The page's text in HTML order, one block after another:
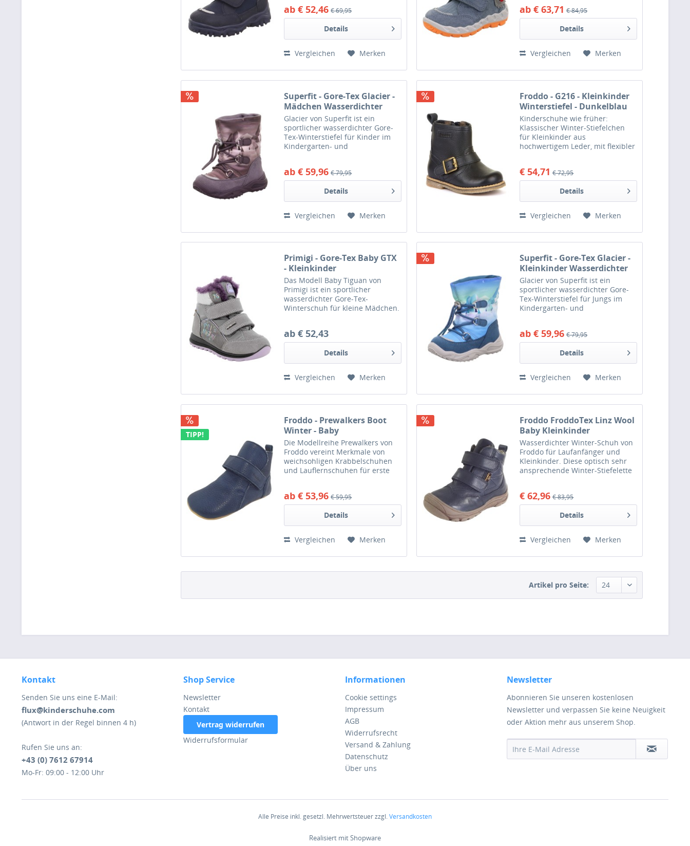
wasserdicht durch die Sympatex-
Membrane. Dazu praktische
Klettverschüsse...
ab € 52,46 € 69,95
Details
Vergleichen Merken
warmhaltenden Warmfutter aus
flauschigem Highloft-Fleece,
versehen mit...
ab € 63,71 € 84,95
Details
Vergleichen Merken
Superfit - Gore-Tex Glacier -
Mädchen Wasserdichter
Winterstiefel - Lila
Glacier von Superfit ist ein
sportlicher wasserdichter Gore-
Tex-Winterstiefel für Kinder im
Kindergarten- und
besonders durch seine
superflexible und leichte
Laufsohle aus. Das gezahnte...
ab € 59,96 € 79,95
Details
Vergleichen Merken
Froddo - G216 - Kleinkinder
Winterstiefel - Dunkelblau
(Dark Blue)
Kinderschuhe wie früher:
Klassischer Winter-Stiefelchen
für Kleinkinder aus
hochwertigem Leder, mit flexibler
Schafschurwolle. Mit dem
seitlichen Reißverschluss ist ein...
€ 54,71 € 72,95
Details
Vergleichen Merken
Primigi - Gore-Tex Baby GTX
- Kleinkinder
Winterstiefelette - Grau/Lila
(Grigio)
Das Modell Baby Tiguan von
Primigi ist ein sportlicher
wasserdichter Gore-Tex-
Winterschuh für kleine Mädchen.
mit einem weichen und
warmhaltenden Warmfutter
ab € 52,43
Details
Vergleichen Merken
Superfit - Gore-Tex Glacier -
Kleinkinder Wasserdichter
Winterstiefel - Blau
Glacier von Superfit ist ein
sportlicher wasserdichter Gore-
Tex-Winterstiefel für Jungs im
Kindergarten- und
besonders durch seine
superflexible und leichte
Laufsohle aus. Das gezahnte...
ab € 59,96 € 79,95
Details
Vergleichen Merken
TIPP!
Froddo - Prewalkers Boot
Winter - Baby
Lammfellschuhe -
Dunkelblau (Dark Blue)
Die Modellreihe Prewalkers von
Froddo vereint Merkmale von
weichsohligen Krabbelschuhen
und Lauflernschuhen für erste
Futter aus Lammfell, das für
warme Füße sorgt. Perfekt für...
ab € 53,96 € 59,95
Details
Vergleichen Merken
Froddo FroddoTex Linz Wool
Baby Kleinkinder
Winterstiefel Dunkelblau
(Blue)
Wasserdichter Winter-Schuh von
Froddo für Laufanfänger und
Kleinkinder. Diese optisch sehr
ansprechende Winter-Stiefelette
Gummisohle sowie ein weiches
und warmhaltendes
Warmfutter...
€ 62,96 € 83,95
Details
Vergleichen Merken
Artikel pro Seite:
Kontakt
Senden Sie uns eine E-Mail:
flux@kinderschuhe.com
(Antwort in der Regel binnen 4 h)
Rufen Sie uns an:
+43 (0) 7612 67914
Mo-Fr: 09:00 - 12:00 Uhr
Shop Service
Newsletter
Kontakt
Vertrag widerrufen
Widerrufsformular
Informationen
Cookie settings
Impressum
AGB
Widerrufsrecht
Versand & Zahlung
Datenschutz
Über uns
Newsletter
Abonnieren Sie unseren kostenlosen
Newsletter und verpassen Sie keine Neuigkeit
oder Aktion mehr aus unserem Shop.
Alle Preise inkl. gesetzl. Mehrwertsteuer zzgl.Versandkosten
Realisiert mit Shopware